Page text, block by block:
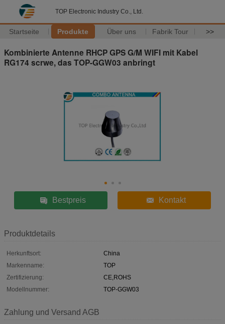
TOP Electronic Industry Co., Ltd.
Startseite Produkte Über uns Fabrik Tour >>
Kombinierte Antenne RHCP GPS G/M WIFI mit Kabel
RG174 scrwe, das TOP-GGW03 anbringt
Bestpreis Kontakt
Produktdetails
Herkunftsort:
China
Markenname:
TOP
Zertifizierung:
CE,ROHS
Modellnummer:
TOP-GGW03
Zahlung und Versand AGB